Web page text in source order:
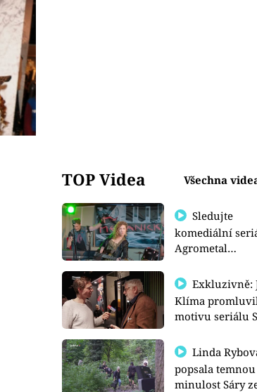
TOP Videa Všechna
Sledujte
komediální
Agrometal
prima+
Exkluzivně: Josef
Klíma
motivu seriálu
Linda Rybová
popsala temnou
minulost Sáry